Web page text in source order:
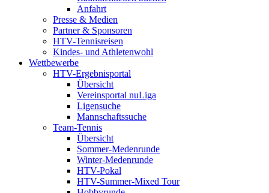
Anfahrt
Presse & Medien
Partner & Sponsoren
HTV-Tennisreisen
Kindes- und Athletenwohl
Wettbewerbe
HTV-Ergebnisportal
Übersicht
Vereinsportal nuLiga
Ligensuche
Mannschaftssuche
Team-Tennis
Übersicht
Sommer-Medenrunde
Winter-Medenrunde
HTV-Pokal
HTV-Summer-Mixed Tour